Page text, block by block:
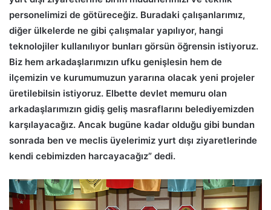
personelimizi de götüreceğiz. Buradaki çalışanlarımız,
diğer ülkelerde ne gibi çalışmalar yapılıyor, hangi
teknolojiler kullanılıyor bunları görsün öğrensin istiyoruz.
Biz hem arkadaşlarımızın ufku genişlesin hem de
ilçemizin ve kurumumuzun yararına olacak yeni projeler
üretilebilsin istiyoruz. Elbette devlet memuru olan
arkadaşlarımızın gidiş geliş masraflarını belediyemizden
karşılayacağız. Ancak bugüne kadar olduğu gibi bundan
sonrada ben ve meclis üyelerimiz yurt dışı ziyaretlerinde
kendi cebimizden harcayacağız” dedi.